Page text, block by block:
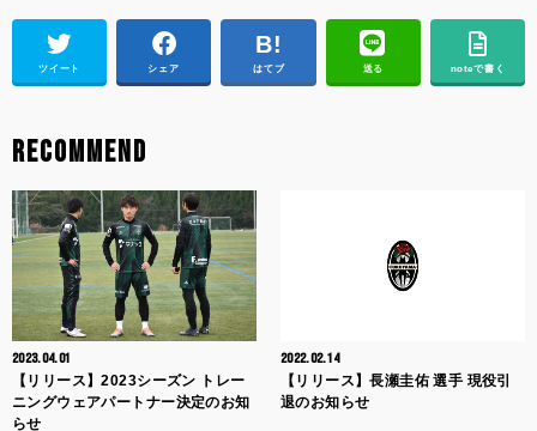
ツイート シェア はてブ 送る noteで書く
RECOMMEND
2023.04.01
【リリース】2023シーズン トレー
ニングウェアパートナー決定のお知
らせ
2022.02.14
【リリース】長瀬圭佑 選手 現役引
退のお知らせ